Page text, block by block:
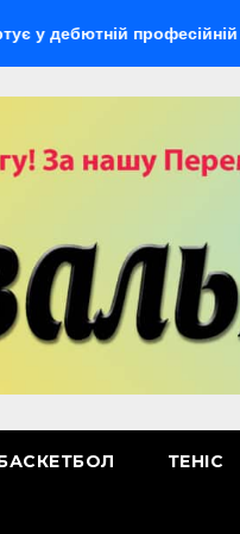
професійній велогонці
ТЕНІС